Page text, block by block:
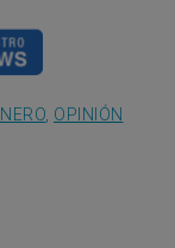
OPINIÓN